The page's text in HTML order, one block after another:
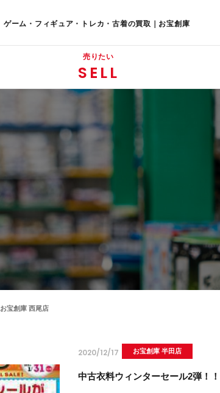
ゲーム・フィギュア・トレカ・古着の買取｜お宝創庫
売りたい
SELL
お宝創庫 西尾店
2020/12/17 お宝創庫 半田店
中古衣料ウィンターセール2弾！！